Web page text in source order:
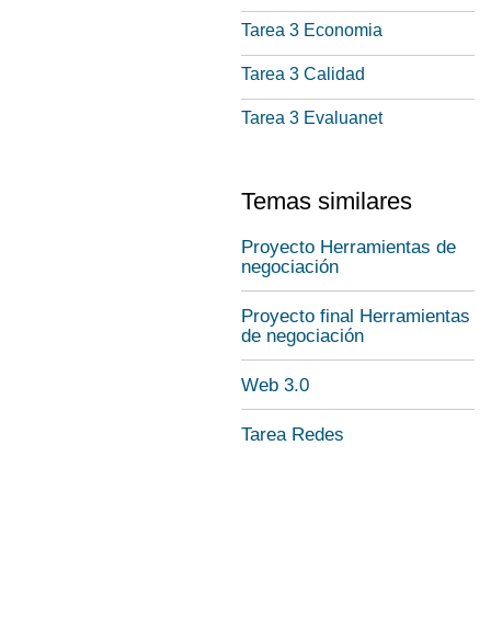
Tarea 3 Economia
Tarea 3 Calidad
Tarea 3 Evaluanet
Temas similares
Proyecto Herramientas de
negociación
Proyecto final Herramientas
de negociación
Web 3.0
Tarea Redes